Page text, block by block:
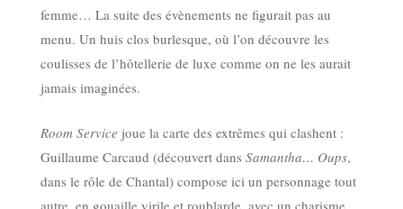
femme… La suite des évènements ne figurait pas au
menu. Un huis clos burlesque, où l’on découvre les
coulisses de l’hôtellerie de luxe comme on ne les aurait
jamais imaginées.
Room Service joue la carte des extrêmes qui clashent :
Guillaume Carcaud (découvert dans Samantha… Oups,
dans le rôle de Chantal) compose ici un personnage tout
autre, en gouaille virile et roublarde, avec un charisme